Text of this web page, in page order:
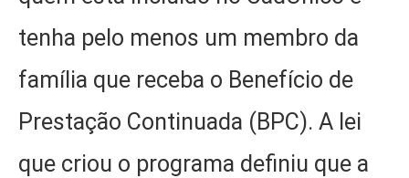
tenha pelo menos um membro da
família que receba o Benefício de
Prestação Continuada (BPC). A lei
que criou o programa definiu que a